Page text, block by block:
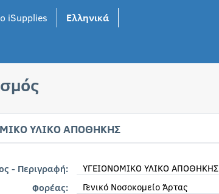
iSupplies Ελληνικά
ΥΛΙΚΟ ΑΠΟΘΗΚΗΣ
- Περιγραφή:
ΥΓΕΙΟΝΟΜΙΚΟ ΥΛΙΚΟ ΑΠΟΘΗΚΗΣ
Φορέας:
Γενικό Νοσοκομείο Άρτας